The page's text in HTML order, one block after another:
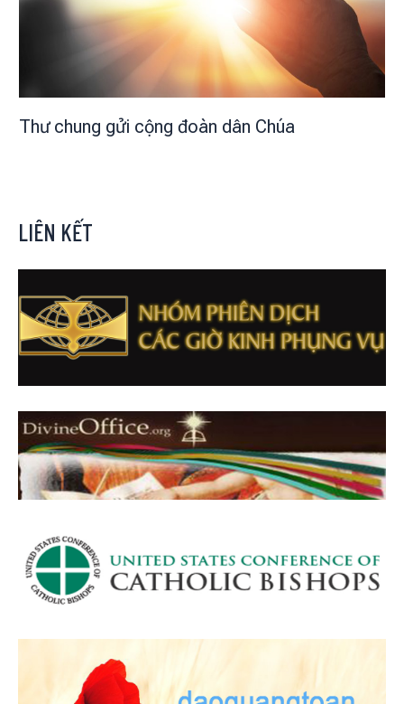
Thư chung gửi cộng đoàn dân Chúa
LIÊN KẾT